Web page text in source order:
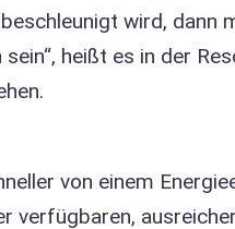
wird, dann
heißt es in der
von einem
verfügbaren,